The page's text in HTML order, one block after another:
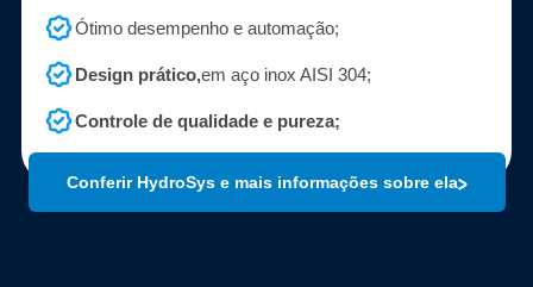
Ótimo desempenho e automação;
Design prático,em aço inox AISI 304;
Controle de qualidade e pureza;
Conferir HydroSys e mais informações sobre ela